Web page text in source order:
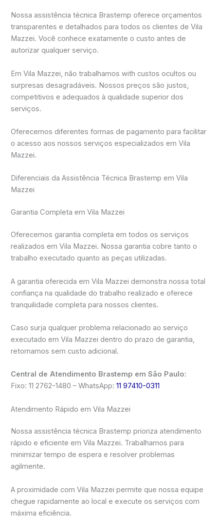
Nossa assistência técnica Brastemp oferece orçamentos
transparentes e detalhados para todos os clientes de Vila
Mazzei. Você conhece exatamente o custo antes de
autorizar qualquer serviço.
Em Vila Mazzei, não trabalhamos with custos ocultos ou
surpresas desagradáveis. Nossos preços são justos,
competitivos e adequados à qualidade superior dos
serviços.
Oferecemos diferentes formas de pagamento para facilitar
o acesso aos nossos serviços especializados em Vila
Mazzei.
Diferenciais da Assistência Técnica Brastemp em Vila
Mazzei
Garantia Completa em Vila Mazzei
Oferecemos garantia completa em todos os serviços
realizados em Vila Mazzei. Nossa garantia cobre tanto o
trabalho executado quanto as peças utilizadas.
A garantia oferecida em Vila Mazzei demonstra nossa total
confiança na qualidade do trabalho realizado e oferece
tranquilidade completa para nossos clientes.
Caso surja qualquer problema relacionado ao serviço
executado em Vila Mazzei dentro do prazo de garantia,
retornamos sem custo adicional.
Central de Atendimento Brastemp em São Paulo:
Fixo: 11 2762-1480 – WhatsApp:11 97410-0311
Atendimento Rápido em Vila Mazzei
Nossa assistência técnica Brastemp prioriza atendimento
rápido e eficiente em Vila Mazzei. Trabalhamos para
minimizar tempo de espera e resolver problemas
agilmente.
A proximidade com Vila Mazzei permite que nossa equipe
chegue rapidamente ao local e execute os serviços com
máxima eficiência.